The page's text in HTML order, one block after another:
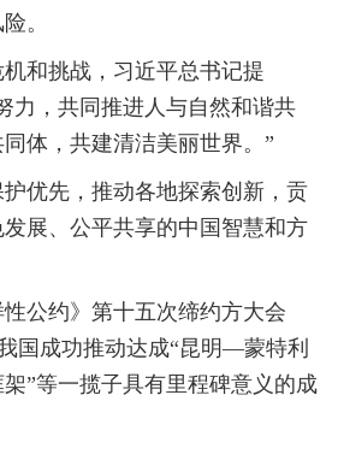
。
挑战，习近平总书记提
力，共同推进人与自然和谐共
体，共建清洁美丽世界。”
先，推动各地探索创新，贡
展、公平共享的中国智慧和方
约》第十五次缔约方大会
国成功推动达成“昆明—蒙特利
”等一揽子具有里程碑意义的成